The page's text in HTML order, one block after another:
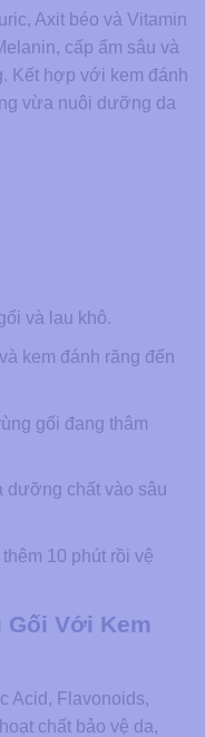
Axit béo và Vitamin
cấp ẩm sâu và
Kết hợp với kem đánh
vừa nuôi dưỡng da
và lau khô.
kem đánh răng đến
gối đang thâm
dưỡng chất vào sâu
10 phút rồi vệ
Gối Với Kem
Acid, Flavonoids,
chất bảo vệ da,